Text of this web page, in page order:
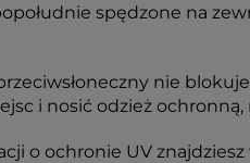
spędzone na
nie
i nosić odzież
o ochronie UV